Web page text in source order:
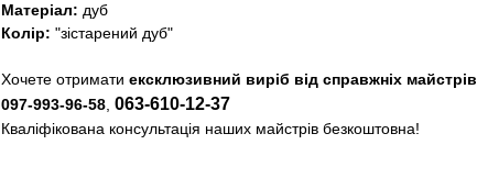
Матеріал: дуб
Колір: "зістарений дуб"
Хочете отримати ексклюзивний виріб від справжніх майстрів
097-993-96-58, 063-610-12-37
Кваліфікована консультація наших майстрів безкоштовна!